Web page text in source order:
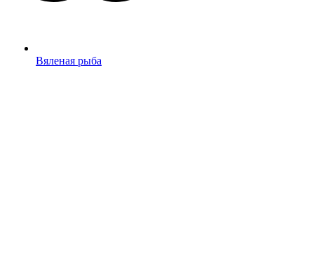
Вяленая рыба